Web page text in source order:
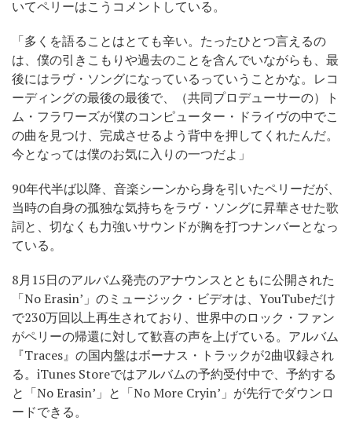
いてペリーはこうコメントしている。
「多くを語ることはとても辛い。たったひとつ言えるの
は、僕の引きこもりや過去のことを含んでいながらも、最
後にはラヴ・ソングになっているっていうことかな。レコ
ーディングの最後の最後で、（共同プロデューサーの）ト
ム・フラワーズが僕のコンピューター・ドライヴの中でこ
の曲を見つけ、完成させるよう背中を押してくれたんだ。
今となっては僕のお気に入りの一つだよ」
90年代半ば以降、音楽シーンから身を引いたペリーだが、
当時の自身の孤独な気持ちをラヴ・ソングに昇華させた歌
詞と、切なくも力強いサウンドが胸を打つナンバーとなっ
ている。
8月15日のアルバム発売のアナウンスとともに公開された
「No Erasin’」のミュージック・ビデオは、YouTubeだけ
で230万回以上再生されており、世界中のロック・ファン
がペリーの帰還に対して歓喜の声を上げている。アルバム
『Traces』の国内盤はボーナス・トラックが2曲収録され
る。iTunes Storeではアルバムの予約受付中で、予約する
と「No Erasin’」と「No More Cryin’」が先行でダウンロ
ードできる。